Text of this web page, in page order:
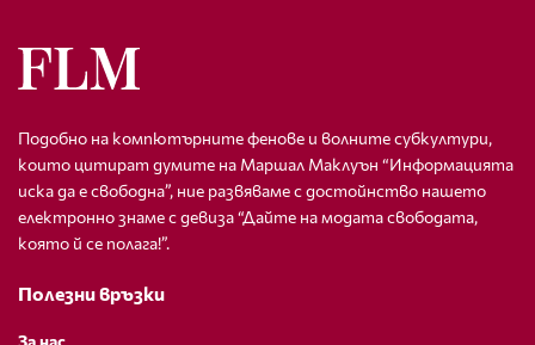
Подобно на компютърните фенове и волните субкултури,
които цитират думите на Маршал Маклуън “Информацията
иска да е свободна”, ние развяваме с достойнство нашето
електронно знаме с девиза “Дайте на модата свободата,
която й се полага!”.
Полезни връзки
За нас